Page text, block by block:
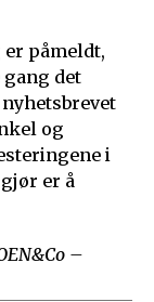
er påmeldt,
det
og
i
er å
–